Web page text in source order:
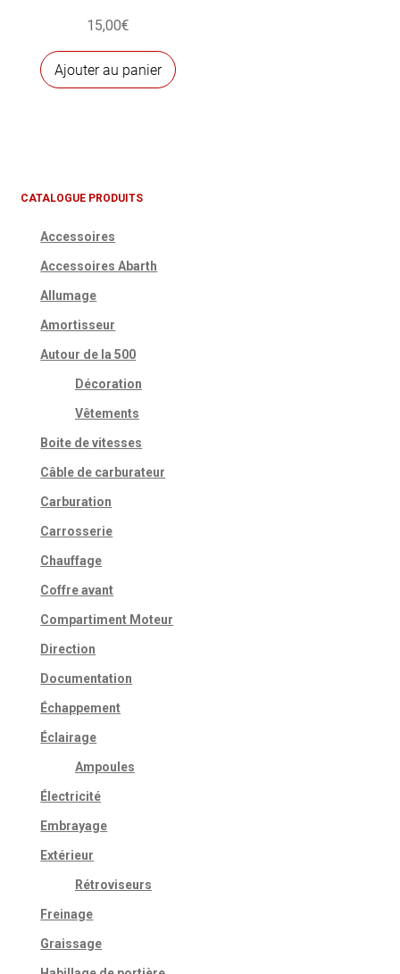
15,00€
Ajouter au panier
CATALOGUE PRODUITS
Accessoires
Accessoires Abarth
Allumage
Amortisseur
Autour de la 500
Décoration
Vêtements
Boite de vitesses
Câble de carburateur
Carburation
Carrosserie
Chauffage
Coffre avant
Compartiment Moteur
Direction
Documentation
Échappement
Éclairage
Ampoules
Électricité
Embrayage
Extérieur
Rétroviseurs
Freinage
Graissage